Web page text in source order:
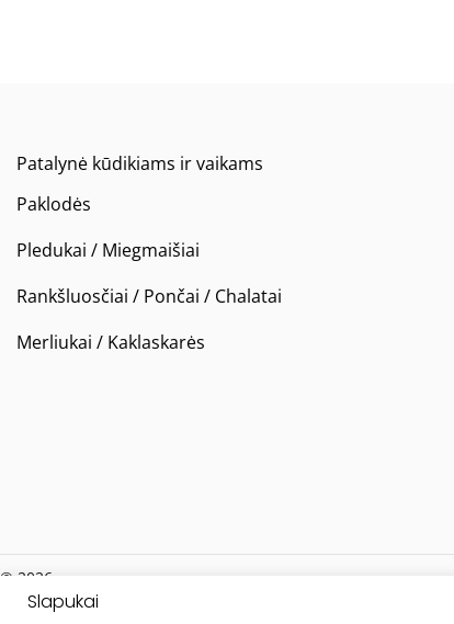
Patalynė kūdikiams ir vaikams
Paklodės
Pledukai / Miegmaišiai
Rankšluosčiai / Pončai / Chalatai
Merliukai / Kaklaskarės
© 2026
Slapukai